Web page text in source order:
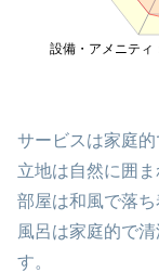
設備・アメニ
サービスは家庭的
立地は自然に囲ま
部屋は和風で落ち
風呂は家庭的で
す。